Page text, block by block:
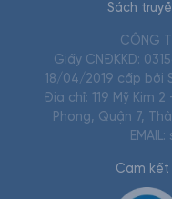
Sách
CÔNG
Giấy CNĐKKD:
18/04/2019 cấp bởi
Địa chỉ: 119 Mỹ Kim
Phong, Quận 7,
Cam kết